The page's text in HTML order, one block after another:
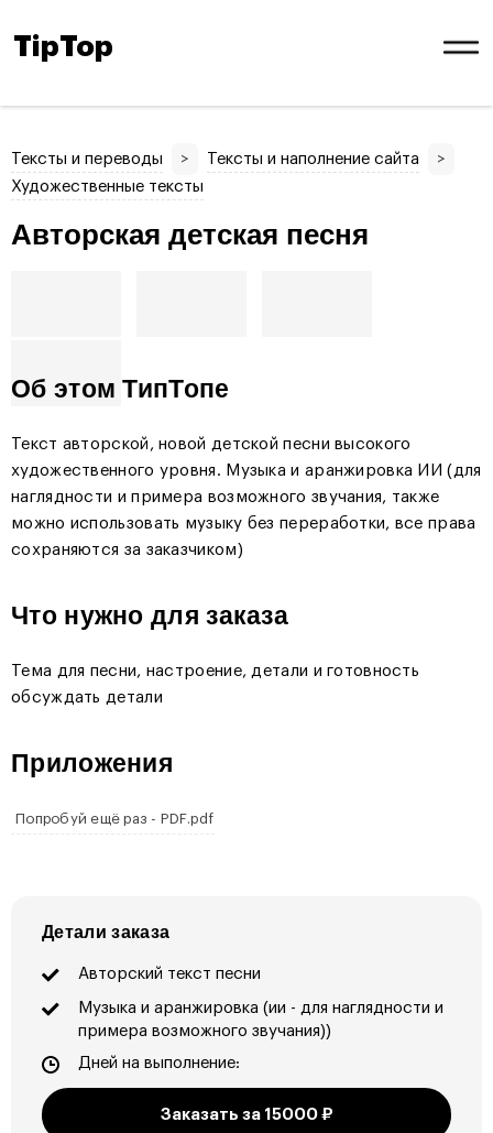
TipTop
Тексты и переводы > Тексты и наполнение сайта
>
Художественные тексты
Авторская детская песня
Об этом ТипТопе
Текст авторской, новой детской песни высокого
художественного уровня. Музыка и аранжировка ИИ (для
наглядности и примера возможного звучания, также
можно использовать музыку без переработки, все права
сохраняются за заказчиком)
Что нужно для заказа
Тема для песни, настроение, детали и готовность
обсуждать детали
Приложения
Попробуй ещё раз - PDF.pdf
Детали заказа
Авторский текст песни
Музыка и аранжировка (ии - для наглядности и
примера возможного звучания))
Дней на выполнение:
Заказать за 15000₽